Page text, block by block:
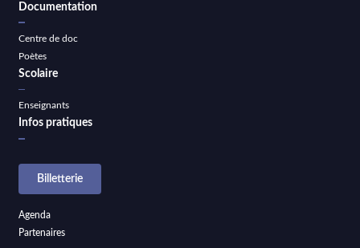
Documentation
Centre de doc
Poètes
Scolaire
Enseignants
Infos pratiques
Billetterie
Agenda
Partenaires